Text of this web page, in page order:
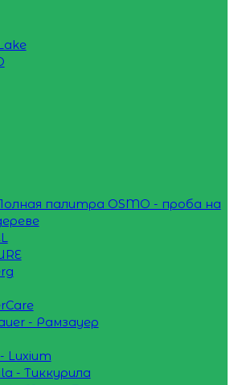
палитра OSMO - проба на
- Рамзауер
Luxium
- Тиккурила